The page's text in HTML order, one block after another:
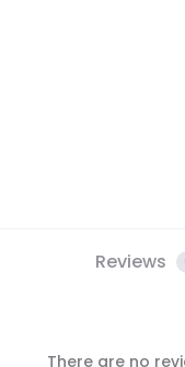
Reviews
There are no